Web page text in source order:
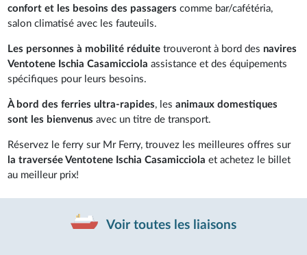
confort et les besoins des passagers comme bar/cafétéria,
salon climatisé avec les fauteuils.
Les personnes à mobilité réduitetrouveront à bord des navires
Ventotene Ischia Casamicciola assistance et des équipements
spécifiques pour leurs besoins.
À bord des ferries ultra-rapides, lesanimaux domestiques
sont les bienvenus avec un titre de transport.
Réservez le ferry sur Mr Ferry, trouvez les meilleures offres sur
la traversée Ventotene Ischia Casamicciolaet achetez le billet
au meilleur prix!
Voir toutes les liaisons